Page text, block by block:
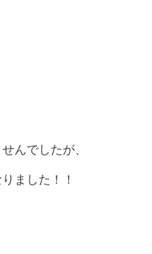
んでしたが、
ました！！